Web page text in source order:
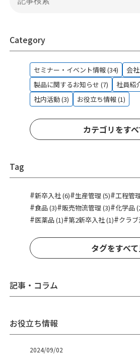
Category
セミナー・イベント情報 (34)
会
製品に関するお知らせ (7)
社員紹
社内活動 (3)
お役立ち情報 (1)
カテゴリをす
Tag
#新卒入社 (6)#生産管理 (5)#工程管
#食品 (3)#販売物流管理 (3)#化学品
#医薬品 (1)#第2新卒入社 (1)#クラ
タグをすべ
記事・コラム
お役立ち情報
2024/09/02